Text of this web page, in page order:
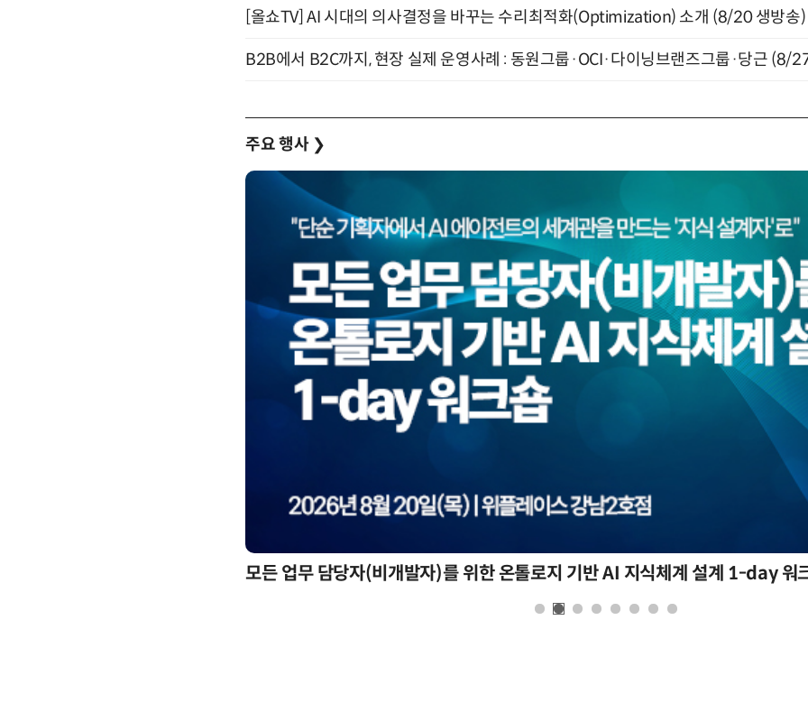
[올쇼TV] AI 시대의 의사결정을 바꾸는 수리최적화(Optimization) 소개 (8/20 생방송)
B2B에서 B2C까지, 현장 실제 운영사례 : 동원그룹·OCI·다이닝브랜즈그룹·당근 (8/
주요 행사 ❯
모든 업무 담당자(비개발자)를 위한 온톨로지 기반 AI 지식체계 설계 1-day 워